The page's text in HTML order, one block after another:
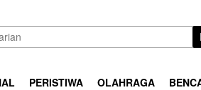
PERISTIWA OLAHRAGA